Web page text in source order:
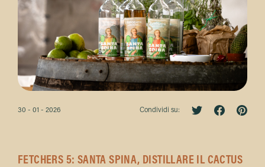
30 - 01 - 2026 Condividi su:
FETCHERS 5: SANTA SPINA, DISTILLARE IL CACTUS